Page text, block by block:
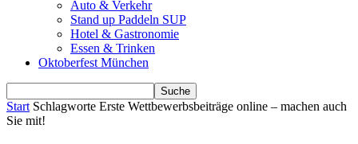
Auto & Verkehr
Stand up Paddeln SUP
Hotel & Gastronomie
Essen & Trinken
Oktoberfest München
Start Schlagworte Erste Wettbewerbsbeiträge online – machen auch
Sie mit!